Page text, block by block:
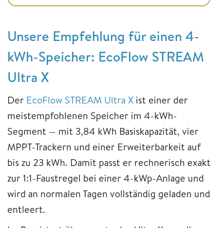
Unsere Empfehlung für einen 4-
kWh-Speicher: EcoFlow STREAM
Ultra X
Der EcoFlow STREAM Ultra X ist einer der
meistempfohlenen Speicher im 4-kWh-
Segment — mit 3,84 kWh Basiskapazität, vier
MPPT-Trackern und einer Erweiterbarkeit auf
bis zu 23 kWh. Damit passt er rechnerisch exakt
zur 1:1-Faustregel bei einer 4-kWp-Anlage und
wird an normalen Tagen vollständig geladen und
entleert.